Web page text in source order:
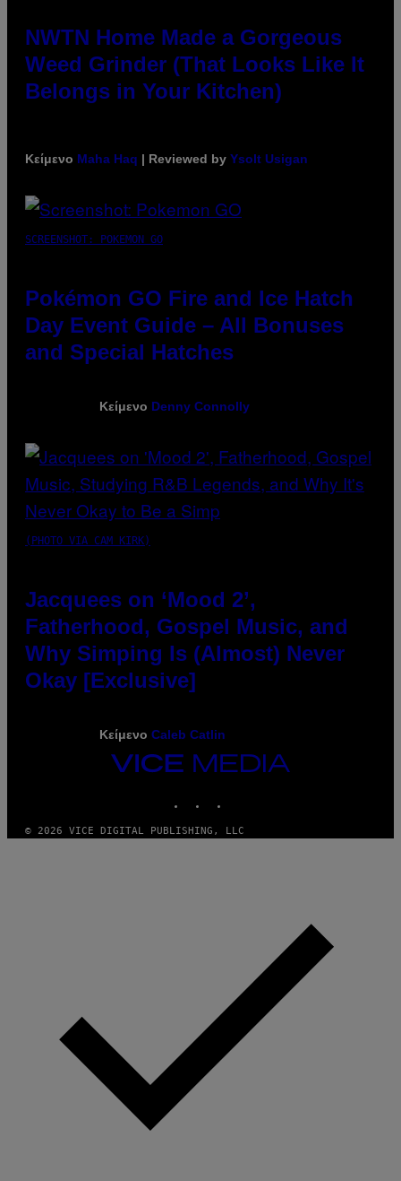
NWTN Home Made a Gorgeous
Weed Grinder (That Looks Like It
Belongs in Your Kitchen)
Κείμενο Maha Haq | Reviewed by Ysolt Usigan
SCREENSHOT: POKEMON GO
Pokémon GO Fire and Ice Hatch
Day Event Guide – All Bonuses
and Special Hatches
Κείμενο Denny Connolly
(PHOTO VIA CAM KIRK)
Jacquees on ‘Mood 2’,
Fatherhood, Gospel Music, and
Why Simping Is (Almost) Never
Okay [Exclusive]
Κείμενο Caleb Catlin
VICE
© 2026 VICE DIGITAL PUBLISHING, LLC